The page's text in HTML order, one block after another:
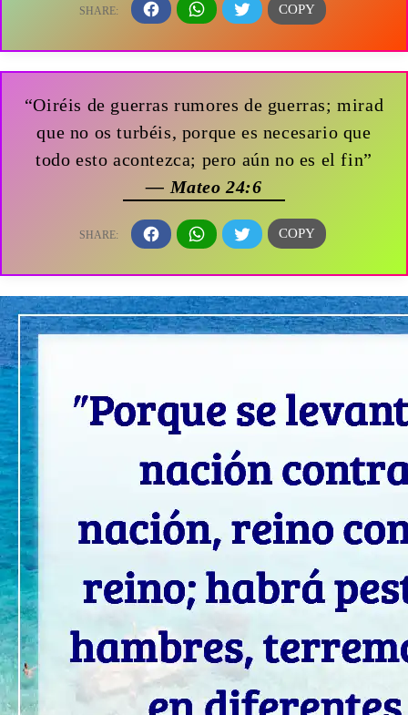
“Oiréis de guerras rumores de guerras; mirad
que no os turbéis, porque es necesario que
todo esto acontezca; pero aún no es el fin”
— Mateo 24:6